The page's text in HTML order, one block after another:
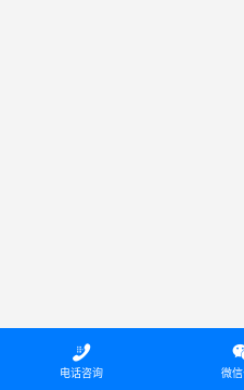

电话咨询 微